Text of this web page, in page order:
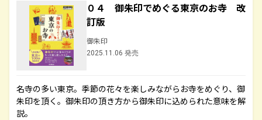
０４ 御朱印でめぐる東京のお寺 改
訂版
御朱印
2025.11.06 発売
名寺の多い東京。季節の花々を楽しみながらお寺をめぐり、御
朱印を頂く。御朱印の頂き方から御朱印に込められた意味を解
説。